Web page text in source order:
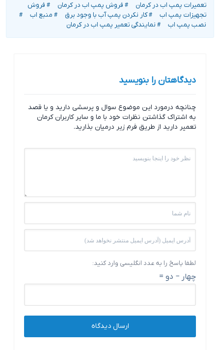
تعمیرات پمپ اب در کرمان # فروش پمپ اب در کرمان # فروش
تجهیزات پمپ اب
#کار نکردن پمپ آب با وجود برق # منبع اب #
نصب پمپ اب # نمایندگی تعمیر پمپ اب در کرمان
دیدگاهتان را بنویسید
چنانچه درمورد این موضوع سوال و پرسشی دارید و یا قصد
به اشتراک گذاشتن نظرات خود با ما و سایر کاربران کرمان
تعمیر دارید از طریق فرم زیر درمیان بذارید.
لطفا پاسخ را به عدد انگلیسی وارد کنید:
چهار − دو =